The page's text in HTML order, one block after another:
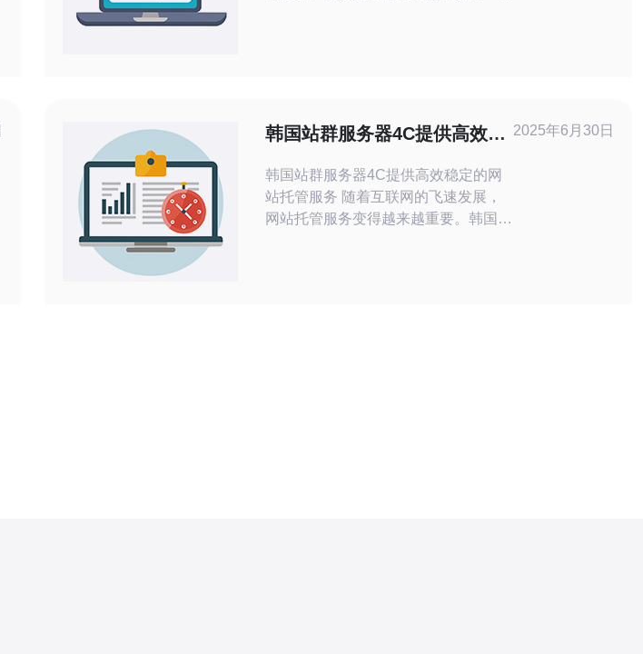
服务器分割成
韩国站群服务器4C提供高效稳
韩国站群服务器4C提供高效稳定的网
站托管服务 随着互联网的飞速发展，
网站托管服务变得越来越重要。韩国站
2025年6月30日